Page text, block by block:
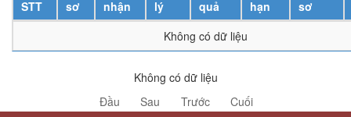
STT
sơ
nhận
lý
quả
hạn
sơ
Không có dữ liệu
Không có dữ liệu
Đầu
Sau Trước Cuối